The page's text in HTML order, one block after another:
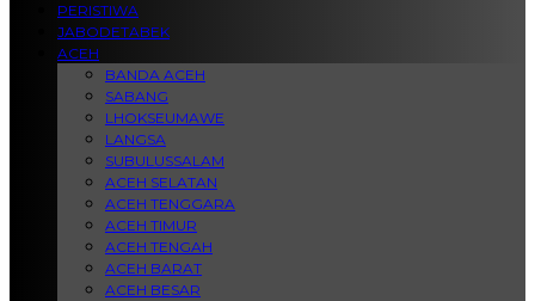
PERISTIWA
JABODETABEK
ACEH
BANDA ACEH
SABANG
LHOKSEUMAWE
LANGSA
SUBULUSSALAM
ACEH SELATAN
ACEH TENGGARA
ACEH TIMUR
ACEH TENGAH
ACEH BARAT
ACEH BESAR